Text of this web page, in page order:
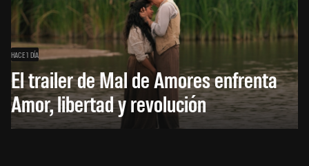
HACE 1 DÍA
El trailer de Mal de Amores enfrenta
Amor, libertad y revolución